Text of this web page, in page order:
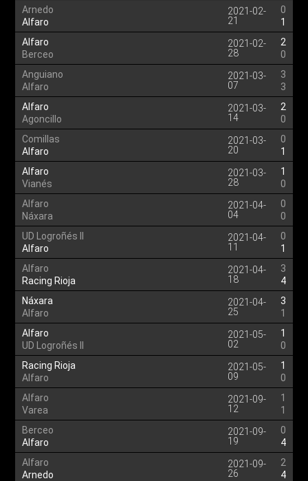
Arnedo
Alfaro
2021-02-
21
0
1
Alfaro
Berceo
2021-02-
28
2
0
Anguiano
Alfaro
2021-03-
07
3
3
Alfaro
Agoncillo
2021-03-
14
2
0
Comillas
Alfaro
2021-03-
20
0
1
Alfaro
Vianés
2021-03-
28
1
0
Alfaro
Náxara
2021-04-
04
0
0
UD Logroñés II
Alfaro
2021-04-
11
0
1
Alfaro
Racing Rioja
2021-04-
18
3
4
Náxara
Alfaro
2021-04-
25
3
1
Alfaro
UD Logroñés II
2021-05-
02
1
0
Racing Rioja
Alfaro
2021-05-
09
1
0
Alfaro
Varea
2021-09-
12
1
1
Berceo
Alfaro
2021-09-
19
0
4
Alfaro
Arnedo
2021-09-
26
2
4